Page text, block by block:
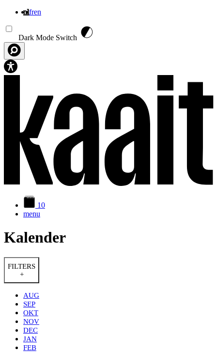
nlfren
Dark Mode Switch
10
menu
Kalender
FILTERS
+
AUG
SEP
OKT
NOV
DEC
JAN
FEB